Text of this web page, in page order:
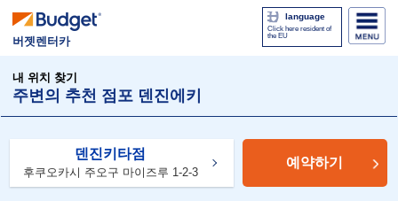
버젯렌터카
language
Click here resident of
the EU
내 위치 찾기
주변의 추천 점포 덴진에키
덴진키타점
후쿠오카시 주오구 마이즈루 1-2-3
예약하기